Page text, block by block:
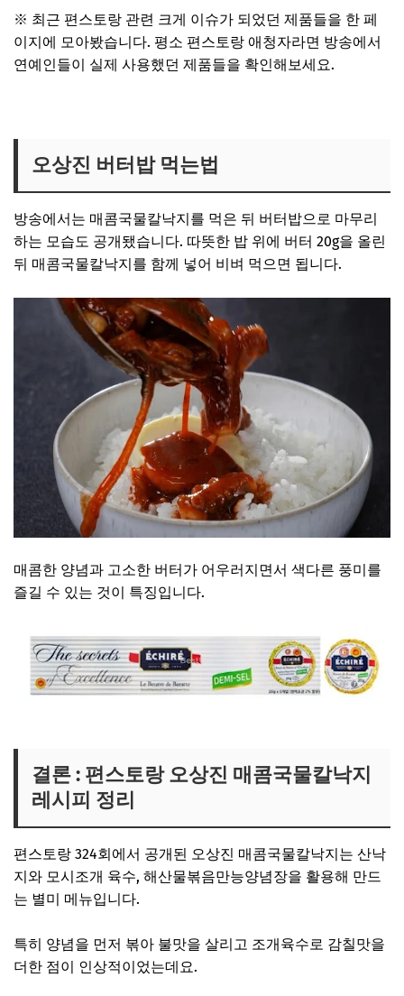
※ 최근 편스토랑 관련 크게 이슈가 되었던 제품들을 한 페
이지에 모아봤습니다. 평소 편스토랑 애청자라면 방송에서
연예인들이 실제 사용했던 제품들을 확인해보세요.
오상진 버터밥 먹는법
방송에서는 매콤국물칼낙지를 먹은 뒤 버터밥으로 마무리
하는 모습도 공개됐습니다. 따뜻한 밥 위에 버터 20g을 올린
뒤 매콤국물칼낙지를 함께 넣어 비벼 먹으면 됩니다.
매콤한 양념과 고소한 버터가 어우러지면서 색다른 풍미를
즐길 수 있는 것이 특징입니다.
결론 : 편스토랑 오상진 매콤국물칼낙지
레시피 정리
편스토랑 324회에서 공개된 오상진 매콤국물칼낙지는 산낙
지와 모시조개 육수, 해산물볶음만능양념장을 활용해 만드
는 별미 메뉴입니다.
특히 양념을 먼저 볶아 불맛을 살리고 조개육수로 감칠맛을
더한 점이 인상적이었는데요.